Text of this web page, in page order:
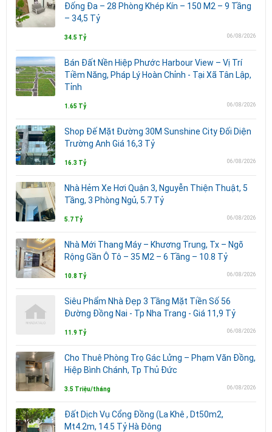
Đống Đa – 28 Phòng Khép Kín – 150 M2 – 9 Tầng
– 34,5 Tỷ
34.5 Tỷ 06/08/2026
Bán Đất Nền Hiệp Phước Harbour View – Vị Trí
Tiềm Năng, Pháp Lý Hoàn Chỉnh - Tại Xã Tân Lập,
Tỉnh
1.65 Tỷ 06/08/2026
Shop Đế Mặt Đường 30M Sunshine City Đối Diện
Trường Anh Giá 16,3 Tỷ
16.3 Tỷ 06/08/2026
Nhà Hẻm Xe Hơi Quận 3, Nguyễn Thiện Thuật, 5
Tầng, 3 Phòng Ngủ, 5.7 Tỷ
5.7 Tỷ 06/08/2026
Nhà Mới Thang Máy – Khương Trung, Tx – Ngõ
Rộng Gần Ô Tô – 35 M2 – 6 Tầng – 10.8 Tỷ
10.8 Tỷ 06/08/2026
Siêu Phẩm Nhà Đẹp 3 Tầng Mặt Tiền Số 56
Đường Đồng Nai - Tp Nha Trang - Giá 11,9 Tỷ
11.9 Tỷ 06/08/2026
Cho Thuê Phòng Trọ Gác Lửng – Phạm Văn Đồng,
Hiệp Bình Chánh, Tp Thủ Đức
3.5 Triệu/tháng 06/08/2026
Đất Dịch Vụ Cổng Đồng (La Khê , Dt50m2,
Mt4.2m, 14.5 Tỷ Hà Đông